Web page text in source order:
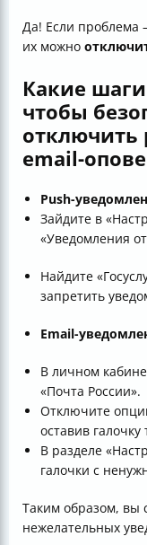
Да! Если проблема
их можно
Какие
чтобы
отключить
email-
Push-
Зайдите в
«Уведомления
Найдите
запретить
Email-
В личном
«Почта России».
Отключите
оставив
В разделе
галочки с
Таким образом, вы
нежелательных